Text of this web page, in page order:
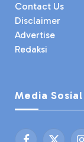
Contact Us
Disclaimer
Advertise
Redaksi
Media Sosial